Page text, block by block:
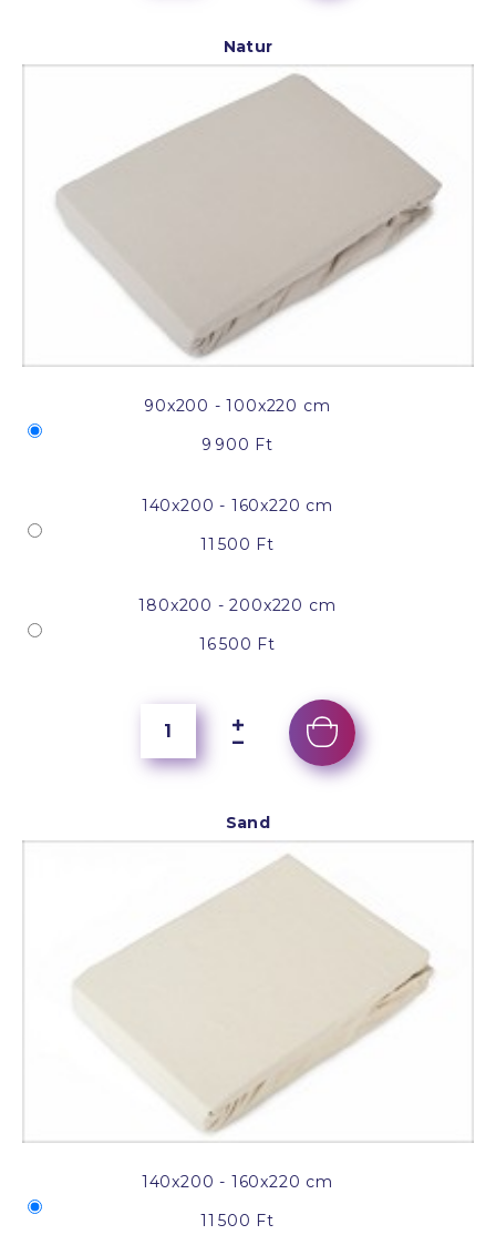
Natur
90x200 - 100x220 cm
9 900 Ft
140x200 - 160x220 cm
11 500 Ft
180x200 - 200x220 cm
16 500 Ft
Sand
140x200 - 160x220 cm
11 500 Ft